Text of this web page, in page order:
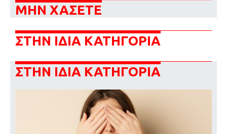
ΜΗΝ ΧΑΣΕΤΕ
ΣΤΗΝ ΙΔΙΑ ΚΑΤΗΓΟΡΙΑ
ΣΤΗΝ ΙΔΙΑ ΚΑΤΗΓΟΡΙΑ